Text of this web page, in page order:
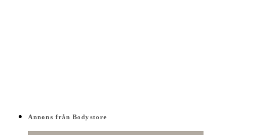
Annons från Bodystore